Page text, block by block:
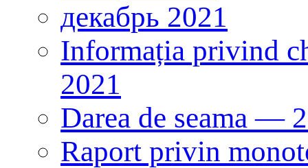
декабрь 2021
Informația privind
2021
Darea de seama —
Raport privin